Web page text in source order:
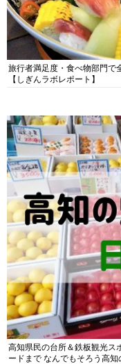
旅行者満足度・食べ物部門で
【しぎんラボレポート】
高知県民の台所＆鉄板観光ス
ードまで なんでもそろう高知